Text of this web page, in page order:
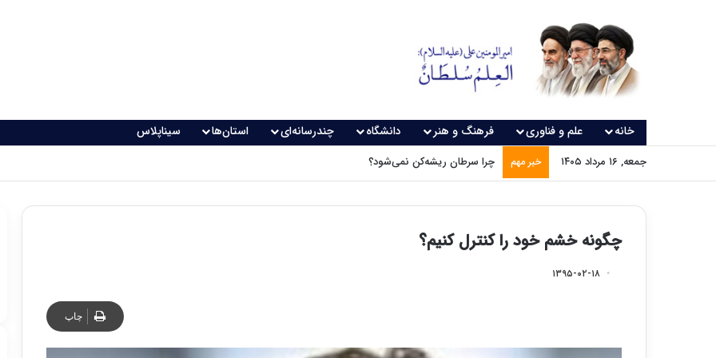
خانه علم و فناوری فرهنگ و هنر دانشگاه چندرسانه‌ای استان‌ها سیناپلاس
جمعه, ۱۶ مرداد ۱۴۰۵ خبر مهم چرا سرطان ریشه‌کن نمی‌شود؟
چگونه خشم خود را کنترل کنیم؟
۱۳۹۵-۰۲-۱۸
چاپ